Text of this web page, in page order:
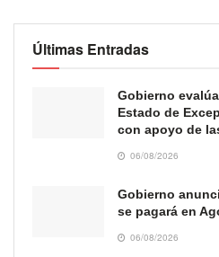
Últimas Entradas
Gobierno
Estado de
con apoyo de
06/08/2026
Gobierno
se pagará en
06/08/2026